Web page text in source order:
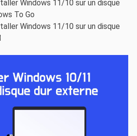
Windows 11/10 sur un disque
To Go
Windows 11/10 sur un disque